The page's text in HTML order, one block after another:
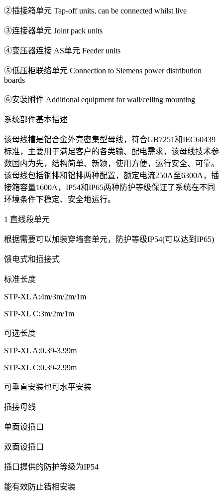
②插接箱单元 Tap-off units, can be connected whilst live
③连接器单元 Joint pack units
④变压器连接 AS单元 Feeder units
⑤低压柜联络单元 Connection to Siemens power distribution
boards
⑥安装附件 Additional equipment for wall/ceiling mounting
系统部件基本描述
该母线槽是铝合金外壳密集型母线，符合GB7251和IEC60439
标准，主要用于满足客户的各类输、配电需求，该母线技术参
数国内为先，结构简单、新颖，使用方便，运行安全、可靠。
该母线包括铜排和铝排两种配置，额定电流250A至6300A，插
接箱容量1600A，IP54和IP65两种防护等级保证了系统在不同
环境条件下稳定、安全地运行。
1 直线段单元
根据需要可以加装穿墙套单元，防护等级IP54(可以达到IP65)
馈电式和插接式
标准长度
STP-XL A:4m/3m/2m/1m
STP-XL C:3m/2m/1m
可选长度
STP-XL A:0.39-3.99m
STP-XL C:0.39-2.99m
可垂直安装也可水平安装
插接母线
单面设插口
双面设插口
插口提供的防护等级为IP54
能有效防止错相安装